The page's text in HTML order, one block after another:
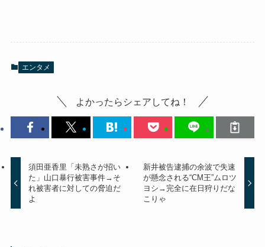
エンタメ
よかったらシェアしてね！
須田亜香里「未熟さが招い
た」山口暴行被害事件→そ
れ被害者に対しての脅迫だ
よ
新井被告逮捕の余波で失速
が懸念される“CM王”ムロツ
ヨシ→完全に在日狩りだな
こりゃ